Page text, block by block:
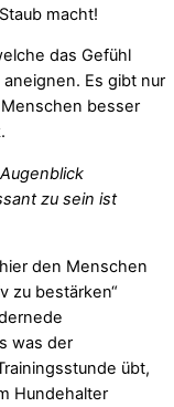
macht!
das Gefühl
Es gibt nur
besser
zu sein ist
den Menschen
zu bestärken“
was der
übt,
Hundehalter